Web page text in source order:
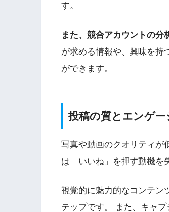
す。
また、競合アカウントの分
が求める情報や、興味を持
ができます。
投稿の質とエンゲ
写真や動画のクオリティが
は「いいね」を押す動機を
視覚的に魅力的なコンテン
テップです。 また、キャプ